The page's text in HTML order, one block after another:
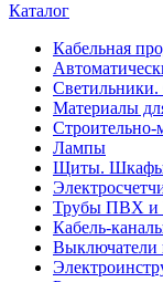
Каталог
Кабельная
Материалы
Лампы
Щиты.
Трубы ПВХ и
Кабель-
Выключатели